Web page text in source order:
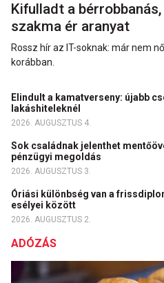
Kifulladt a
szakma ér aranyat
Rossz hír az IT-soknak: már nem
korábban.
Elindult a kamatverseny: újabb
lakáshiteleknél
2026. AUGUSZTUS 4.
Sok családnak jelenthet
pénzügyi megoldás
2026. AUGUSZTUS 3.
Óriási különbség van a
esélyei között
2026. AUGUSZTUS 2.
ADÓZÁS